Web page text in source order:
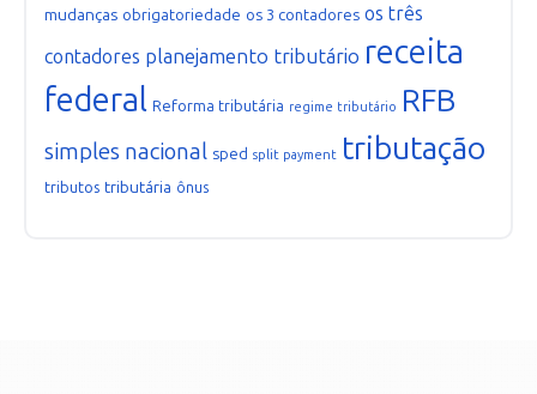
mudanças obrigatoriedade os 3 contadores os três
contadores planejamento tributário receita
federal Reforma tributária regime tributário RFB
simples nacional sped split payment tributação
tributos tributária ônus